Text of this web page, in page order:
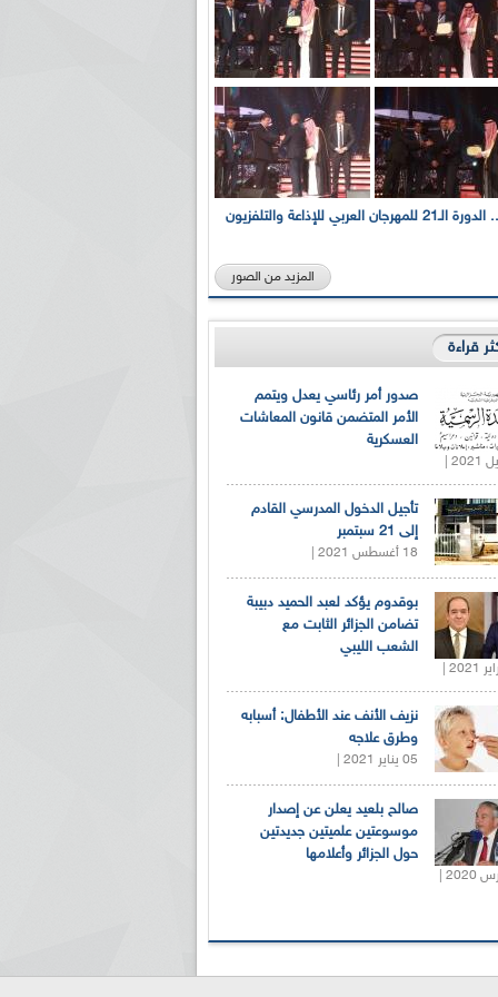
بالصور... الدورة الـ21 للمهرجان العربي للإذاعة والتلفزيون
المزيد من الصور
قراءة
صدور أمر رئاسي يعدل ويتمم
الأمر المتضمن قانون المعاشات
العسكرية
تأجيل الدخول المدرسي القادم
إلى 21 سبتمبر
18 أغسطس 2021 |
بوقدوم يؤكد لعبد الحميد دبيبة
تضامن الجزائر الثابت مع
الشعب الليبي
نزيف الأنف عند الأطفال: أسبابه
وطرق علاجه
05 يناير 2021 |
صالح بلعيد يعلن عن إصدار
موسوعتين علميتين جديدتين
حول الجزائر وأعلامها